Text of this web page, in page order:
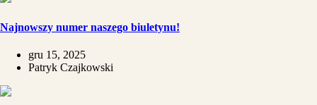
Najnowszy numer naszego biuletynu!
gru 15, 2025
Patryk Czajkowski